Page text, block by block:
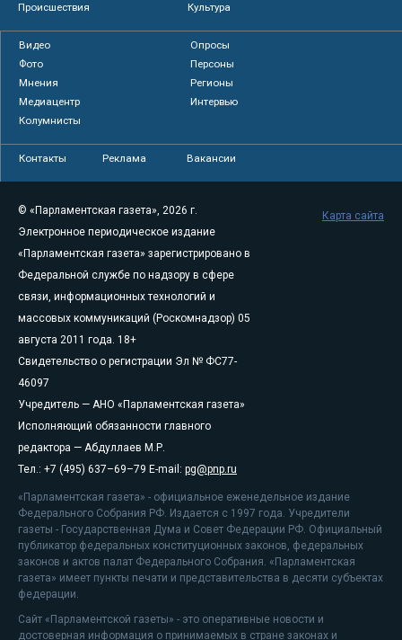
Происшествия
Культура
Видео
Опросы
Фото
Персоны
Мнения
Регионы
Медиацентр
Интервью
Колумнисты
Контакты Реклама Вакансии
© «Парламентская газета», 2026 г.
Электронное периодическое издание
«Парламентская газета» зарегистрировано в
Федеральной службе по надзору в сфере
связи, информационных технологий и
массовых коммуникаций (Роскомнадзор) 05
августа 2011 года. 18+
Свидетельство о регистрации Эл № ФС77-
46097
Учредитель — АНО «Парламентская газета»
Исполняющий обязанности главного
редактора — Абдуллаев М.Р.
Тел.: +7 (495) 637–69–79 E-mail: pg@pnp.ru
«Парламентская газета» - официальное еженедельное издание
Федерального Собрания РФ. Издается с 1997 года. Учредители
газеты - Государственная Дума и Совет Федерации РФ. Официальный
публикатор федеральных конституционных законов, федеральных
законов и актов палат Федерального Собрания. «Парламентская
газета» имеет пункты печати и представительства в десяти субъектах
федерации.
Сайт «Парламентской газеты» - это оперативные новости и
достоверная информация о принимаемых в стране законах и
Карта сайта